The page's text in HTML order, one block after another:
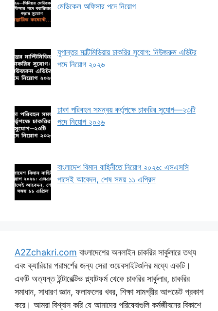
মেডিকেল অফিসার পদে নিয়োগ
যুগান্তর মাল্টিমিডিয়ায় চাকরির সুযোগ: নিউজরুম এডিটর
পদে নিয়োগ ২০২৬
ঢাকা পরিবহন সমন্বয় কর্তৃপক্ষে চাকরির সুযোগ—২৩টি
পদে নিয়োগ ২০২৬
বাংলাদেশ বিমান বাহিনীতে নিয়োগ ২০২৬: এসএসসি
পাসেই আবেদন, শেষ সময় ১১ এপ্রিল
A2Zchakri.com বাংলাদেশের অনলাইন চাকরির সার্কুলারে তথ্য
এবং ক্যারিয়ার পরামর্শের জন্য সেরা ওয়েবসাইটগুলির মধ্যে একটি।
একটি অত্যন্ত ইন্টারেক্টিভ প্ল্যাটফর্ম থেকে চাকরির সার্কুলার, চাকরির
সমাধান, সাধারণ জ্ঞান, ফলাফলের খবর, শিক্ষা সামগ্রীর আপডেট প্রকাশ
করে। আমরা বিশ্বাস করি যে আমাদের পরিষেবাগুলি কর্মজীবনের বিকাশে